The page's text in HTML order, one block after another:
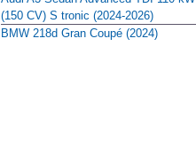
(150 CV) S tronic (2024-2026)
BMW 218d Gran Coupé (2024)